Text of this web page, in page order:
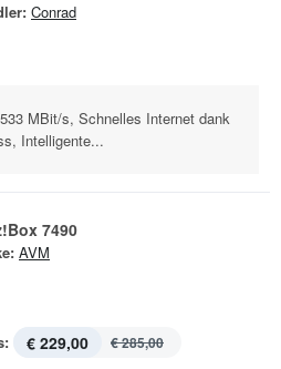
Conrad
MBit/s, Schnelles Internet dank
Intelligente...
7490
AVM
€ 229,00 € 285,00